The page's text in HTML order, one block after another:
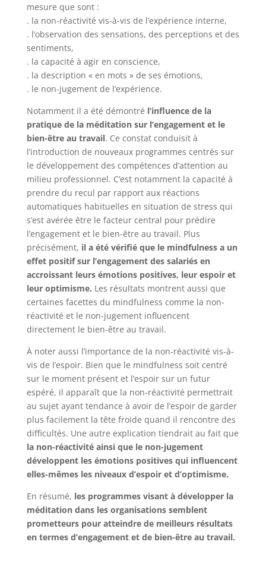
mesure que sont :
. la non-réactivité vis-à-vis de l’expérience interne,
. l’observation des sensations, des perceptions et des
sentiments,
. la capacité à agir en conscience,
. la description « en mots » de ses émotions,
. le non-jugement de l’expérience.
Notamment il a été démontré l’influence de la
pratique de la méditation sur l’engagement et le
bien-être au travail. Ce constat conduisit à
l’introduction de nouveaux programmes centrés sur
le développement des compétences d’attention au
milieu professionnel. C’est notamment la capacité à
prendre du recul par rapport aux réactions
automatiques habituelles en situation de stress qui
s’est avérée être le facteur central pour prédire
l’engagement et le bien-être au travail. Plus
précisément, il a été vérifié que le mindfulness a un
effet positif sur l’engagement des salariés en
accroissant leurs émotions positives, leur espoir et
leur optimisme. Les résultats montrent aussi que
certaines facettes du mindfulness comme la non-
réactivité et le non-jugement influencent
directement le bien-être au travail.
À noter aussi l’importance de la non-réactivité vis-à-
vis de l’espoir. Bien que le mindfulness soit centré
sur le moment présent et l’espoir sur un futur
espéré, il apparaît que la non-réactivité permettrait
au sujet ayant tendance à avoir de l’espoir de garder
plus facilement la tête froide quand il rencontre des
difficultés. Une autre explication tiendrait au fait que
la non-réactivité ainsi que le non-jugement
développent les émotions positives qui influencent
elles-mêmes les niveaux d’espoir et d’optimisme.
En résumé, les programmes visant à développer la
méditation dans les organisations semblent
prometteurs pour atteindre de meilleurs résultats
en termes d’engagement et de bien-être au travail.